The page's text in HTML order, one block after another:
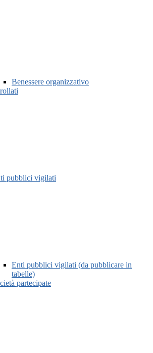
Benessere organizzativo
pubblici vigilati
Enti pubblici vigilati (da pubblicare in
tabelle)
partecipate